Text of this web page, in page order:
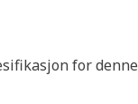
for denne